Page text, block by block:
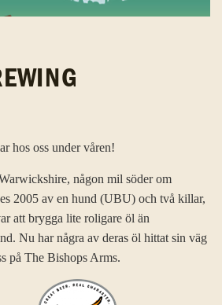
hos oss under våren!
någon mil söder om
2005 av en hund (UBU) och två killar,
att brygga lite roligare öl än
Nu har några av deras öl hittat sin väg
på The Bishops Arms.